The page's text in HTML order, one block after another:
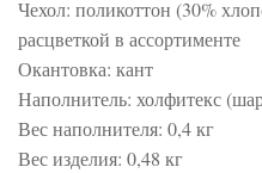
Чехол: поликоттон (30%
расцветкой в ассортименте
Окантовка: кант
Наполнитель: холфитекс
Вес наполнителя: 0,4 кг
Вес изделия: 0,48 кг